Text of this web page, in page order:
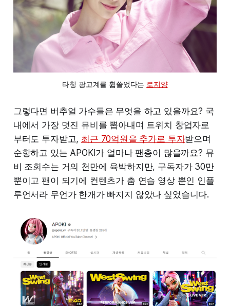
타칭 광고계를 휩쓸었다는 로지양
그렇다면 버추얼 가수들은 무엇을 하고 있을까요? 국
내에서 가장 멋진 뮤비를 뽑아내며 트위치 창업자로
부터도 투자받고, 최근 70억원을 추가로 투자받으며
순항하고 있는 APOKI가 얼마나 팬층이 많을까요? 뮤
비 조회수는 거의 천만에 육박하지만, 구독자가 30만
뿐이고 팬이 되기에 컨텐츠가 춤 연습 영상 뿐인 인플
루언서라 무언가 한개가 빠지지 않았나 싶었습니다.